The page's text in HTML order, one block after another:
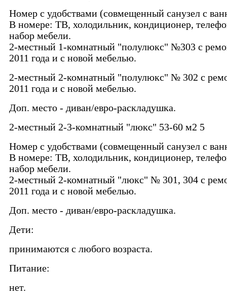
Номер с удобствами (совмещенный санузел с
В номере: ТВ, холодильник, кондиционер,
набор мебели.
2-местный 1-комнатный "полулюкс" №303 с
2011 года и с новой мебелью.
2-местный 2-комнатный "полулюкс" № 302 с
2011 года и с новой мебелью.
Доп. место - диван/евро-раскладушка.
2-местный 2-3-комнатный "люкс" 53-60 м2 5
Номер с удобствами (совмещенный санузел с
В номере: ТВ, холодильник, кондиционер,
набор мебели.
2-местный 2-комнатный "люкс" № 301, 304 с
2011 года и с новой мебелью.
Доп. место - диван/евро-раскладушка.
Дети:
принимаются с любого возраста.
Питание:
нет.